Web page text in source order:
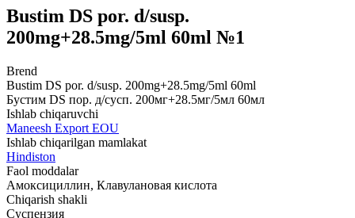
Bustim DS por. d/susp.
200mg+28.5mg/5ml 60ml №1
Brend
Bustim DS por. d/susp. 200mg+28.5mg/5ml 60ml
Бустим DS пор. д/сусп. 200мг+28.5мг/5мл 60мл
Ishlab chiqaruvchi
Maneesh Export EOU
Ishlab chiqarilgan mamlakat
Hindiston
Faol moddalar
Амоксициллин, Клавулановая кислота
Chiqarish shakli
Суспензия